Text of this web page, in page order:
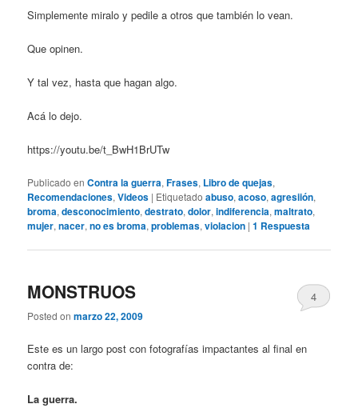
Simplemente miralo y pedile a otros que también lo vean.
Que opinen.
Y tal vez, hasta que hagan algo.
Acá lo dejo.
https://youtu.be/t_BwH1BrUTw
Publicado en Contra la guerra,Frases, Libro de quejas,
Recomendaciones,Videos | Etiquetado abuso,acoso,agresiión,
broma,desconocimiento,destrato,dolor,indiferencia,maltrato,
mujer,nacer,no es broma,problemas,violacion |1 Respuesta
MONSTRUOS
Posted onmarzo 22, 2009
4
Este es un largo post con fotografías impactantes al final en
contra de:
La guerra.